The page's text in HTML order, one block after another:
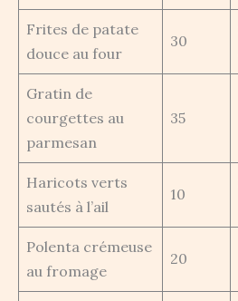
Frites de patate
douce au four
30
Gratin de
courgettes au
parmesan
35
Haricots verts
sautés à l’ail
10
Polenta crémeuse
au fromage
20